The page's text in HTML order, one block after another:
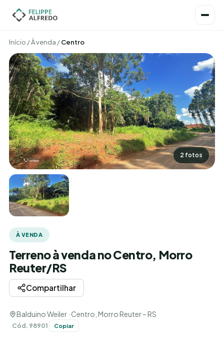
Início /À venda /Centro
2 fotos
À VENDA
Terreno à venda no Centro, Morro
Reuter/RS
Compartilhar
Balduino Weiler · Centro, Morro Reuter – RS
Cód. 98901 Copiar